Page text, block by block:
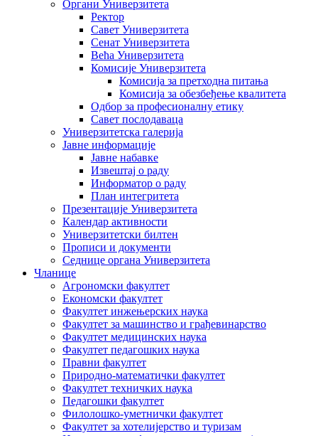
Органи Универзитета
Ректор
Савет Универзитета
Сенат Универзитета
Већа Универзитета
Комисије Универзитета
Комисија за претходна питања
Комисија за обезбеђење квалитета
Одбор за професионалну етику
Савет послодаваца
Универзитетска галерија
Јавне информације
Јавне набавке
Извештај о раду
Информатор о раду
План интегритета
Презентације Универзитета
Календар активности
Универзитетски билтен
Прописи и документи
Седнице органа Универзитета
Чланице
Агрономски факултет
Економски факултет
Факултет инжењерских наука
Факултет за машинство и грађевинарство
Факултет медицинских наука
Факултет педагошких наука
Правни факултет
Природно-математички факултет
Факултет техничких наука
Педагошки факултет
Филолошко-уметнички факултет
Факултет за хотелијерство и туризам